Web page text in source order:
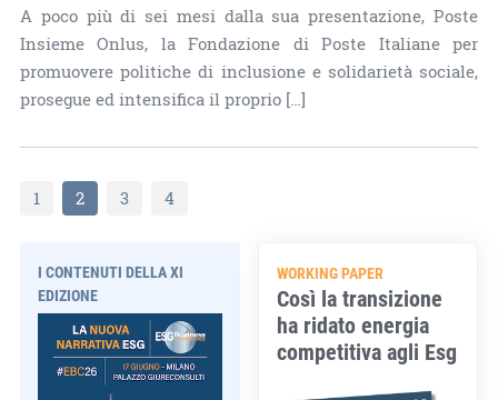
A poco più di sei mesi dalla sua presentazione, Poste
Insieme Onlus, la Fondazione di Poste Italiane per
promuovere politiche di inclusione e solidarietà sociale,
prosegue ed intensifica il proprio […]
1 2 3 4
I CONTENUTI DELLA XI
EDIZIONE
WORKING PAPER
Così la transizione
ha ridato energia
competitiva agli Esg